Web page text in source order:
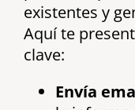
existentes y
Aquí te
clave:
Envía